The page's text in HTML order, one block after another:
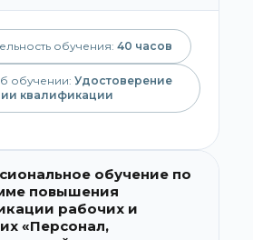
обучения: 40 часов
обучении: Удостоверение
квалификации
обучение по
повышения
рабочих и
«Персонал,